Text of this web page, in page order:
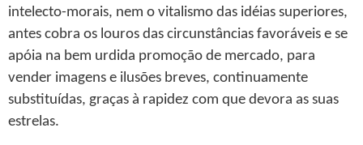
intelecto-morais, nem o vitalismo das idéias superiores,
antes cobra os louros das circunstâncias favoráveis e se
apóia na bem urdida promoção de mercado, para
vender imagens e ilusões breves, continuamente
substituídas, graças à rapidez com que devora as suas
estrelas.